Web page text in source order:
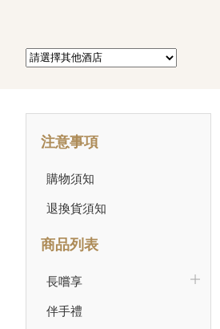
注意事項
購物須知
退換貨須知
商品列表
長嚐享
伴手禮